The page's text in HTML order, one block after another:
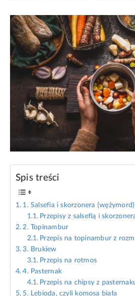
Spis treści
1. Salsefia i skorzonera (wężymord)
Przepisy z salsefią i
2. Topinambur
Przepis na topinambur z
3. Brukiew
Przepis na rotmos
4. Pasternak
Przepis na chipsy z
5. Lebioda, czyli komosa biała